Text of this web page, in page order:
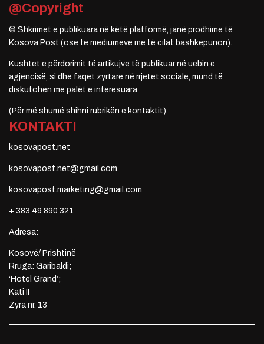
@Copyright
© Shkrimet e publikuara në këtë platformë, janë prodhime të
Kosova Post (ose të mediumeve me të cilat bashkëpunon).
Kushtet e përdorimit të artikujve të publikuar në uebin e
agjencisë, si dhe faqet zyrtare në rrjetet sociale, mund të
diskutohen me palët e interesuara.
(Për më shumë shihni rubrikën e kontaktit)
KONTAKTI
kosovapost.net
kosovapost.net@gmail.com
kosovapost.marketing@gmail.com
+ 383 49 890 321
Adresa:
Kosovë/ Prishtinë
Rruga: Garibaldi;
‘Hotel Grand’;
Kati II
Zyra nr. 13